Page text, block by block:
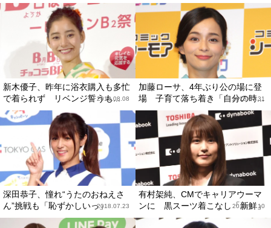
新木優子、昨年に浴衣購入も多忙
で着られず リベンジ誓うも...
2018.08.08
加藤ローサ、4年ぶり公の場に登
場 子育て落ち着き「自分の時...
2018.07.31
深田恭子、憧れ“うたのおねえさ
ん”挑戦も「恥ずかしいっ」2018.07.23
有村架純、CMでキャリアウーマ
ンに 黒スーツ着こなし「新鮮」
2018.07.10